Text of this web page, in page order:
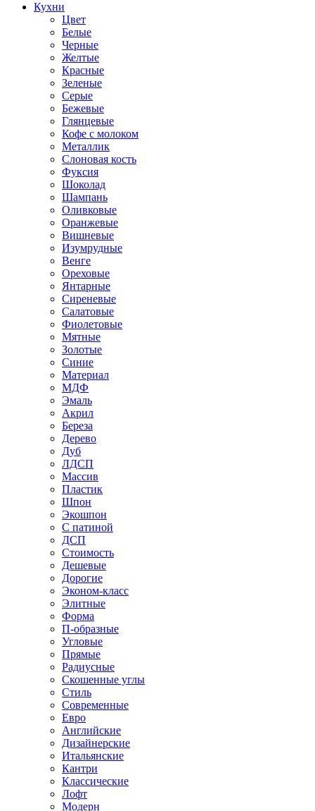
Кухни
Цвет
Белые
Черные
Желтые
Красные
Зеленые
Серые
Бежевые
Глянцевые
Кофе с молоком
Металлик
Слоновая кость
Фуксия
Шоколад
Шампань
Оливковые
Оранжевые
Вишневые
Изумрудные
Венге
Ореховые
Янтарные
Сиреневые
Салатовые
Фиолетовые
Мятные
Золотые
Синие
Материал
МДФ
Эмаль
Акрил
Береза
Дерево
Дуб
ЛДСП
Массив
Пластик
Шпон
Экошпон
С патиной
ДСП
Стоимость
Дешевые
Дорогие
Эконом-класс
Элитные
Форма
П-образные
Угловые
Прямые
Радиусные
Скошенные углы
Стиль
Современные
Евро
Английские
Дизайнерские
Итальянские
Кантри
Классические
Лофт
Модерн